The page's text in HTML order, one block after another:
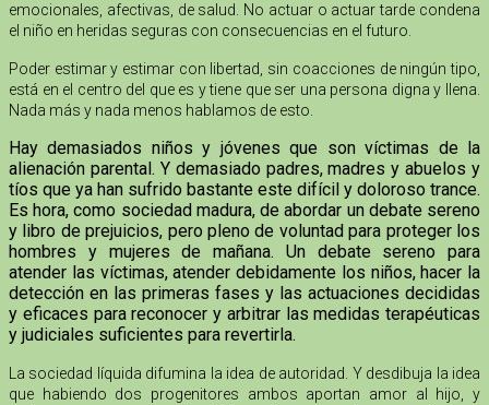
emocionales, afectivas, de salud. No actuar o actuar tarde condena
el niño en heridas seguras con consecuencias en el futuro.
Poder estimar y estimar con libertad, sin coacciones de ningún tipo,
está en el centro del que es y tiene que ser una persona digna y llena.
Nada más y nada menos hablamos de esto.
Hay demasiados niños y jóvenes que son víctimas de la
alienación parental. Y demasiado padres, madres y abuelos y
tíos que ya han sufrido bastante este difícil y doloroso trance.
Es hora, como sociedad madura, de abordar un debate sereno
y libro de prejuicios, pero pleno de voluntad para proteger los
hombres y mujeres de mañana. Un debate sereno para
atender las víctimas, atender debidamente los niños, hacer la
detección en las primeras fases y las actuaciones decididas
y eficaces para reconocer y arbitrar las medidas terapéuticas
y judiciales suficientes para revertirla.
La sociedad líquida difumina la idea de autoridad. Y desdibuja la idea
que habiendo dos progenitores ambos aportan amor al hijo, y